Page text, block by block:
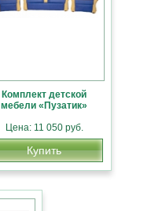
Комплект детской
мебели «Пузатик»
Цена: 11 050 руб.
Купить